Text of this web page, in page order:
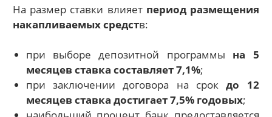
На размер ставки влияет период размещения
накапливаемых средств:
при выборе депозитной программы на 5
месяцев ставка составляет 7,1%;
при заключении договора на срокдо 12
месяцев ставка достигает 7,5% годовых;